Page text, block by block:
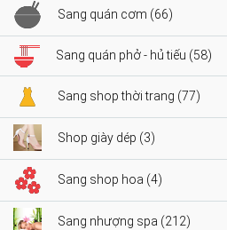
Sang quán cơm (66)
Sang quán phở - hủ tiếu (58)
Sang shop thời trang (77)
Shop giày dép (3)
Sang shop hoa (4)
Sang nhượng spa (212)